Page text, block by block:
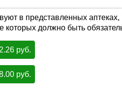
в представленных
которых должно быть
руб.
руб.